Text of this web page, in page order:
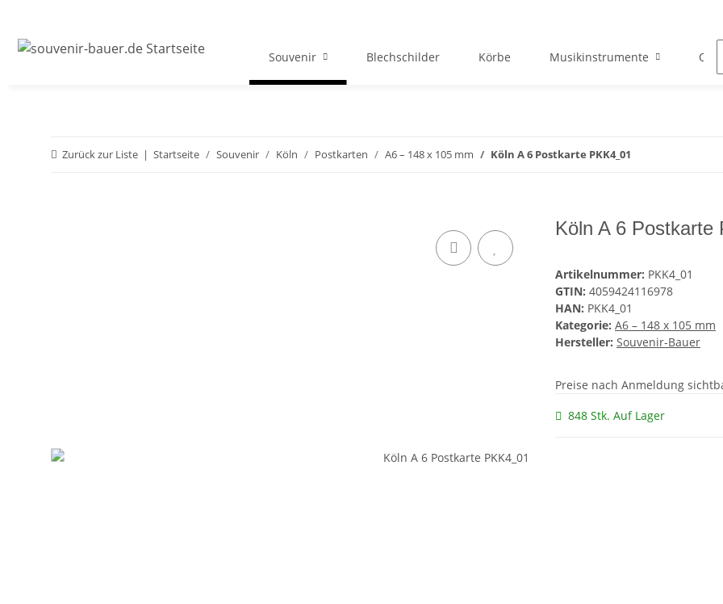
Souvenir Blechschilder Körbe Musikinstrumente
Zurück zur Liste Startseite Souvenir Köln Postkarten A6 – 148 x 105 mm Köln A 6 Postkarte PKK4_01
Köln A 6 Postkarte
Artikelnummer: PKK4_01
GTIN: 4059424116978
HAN: PKK4_01
Kategorie: A6 – 148 x 105 mm
Hersteller: Souvenir-Bauer
Preise nach Anmeldung
848 Stk. Auf Lager